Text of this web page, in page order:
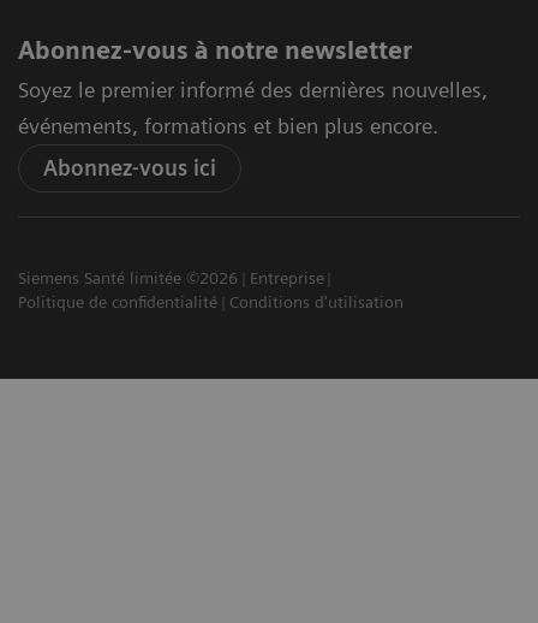
Abonnez-vous à notre newsletter
Soyez le premier informé des dernières nouvelles,
événements, formations et bien plus encore.
Abonnez-vous ici
Siemens Santé limitée ©2026
Entreprise
Politique de confidentialité
Conditions d'utilisation